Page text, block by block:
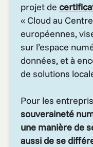
projet de
« Cloud au
européennes,
sur l’espace
données, et à
de solutions
Pour les
souveraineté
une manière de
aussi de se